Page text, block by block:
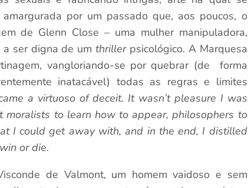
por um passado que, aos poucos, o
de Glenn Close – uma mulher manipuladora,
a ser digna de umthrillerpsicológico. A Marquesa
vangloriando-se por quebrar (de forma
inatacável) todas as regras e limites
a virtuoso of deceit. It wasn’t pleasure I was
to learn how to appear, philosophers to
I could get away with, and in the end, I distilled
or die.
de Valmont, um homem vaidoso e sem